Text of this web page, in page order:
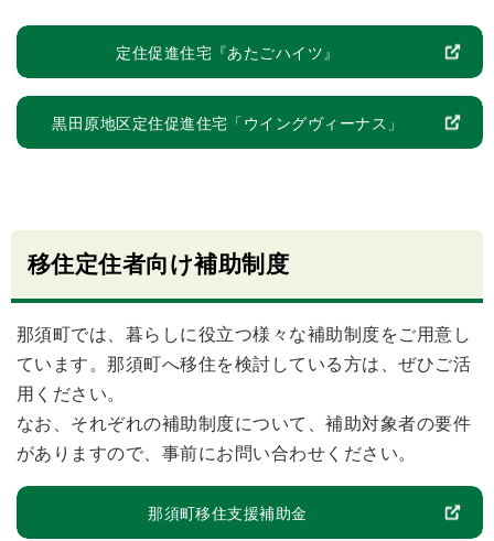
定住促進住宅『あたごハイツ』
黒田原地区定住促進住宅「ウイングヴィーナス」
移住定住者向け補助制度
那須町では、暮らしに役立つ様々な補助制度をご用意し
ています。那須町へ移住を検討している方は、ぜひご活
用ください。
なお、それぞれの補助制度について、補助対象者の要件
がありますので、事前にお問い合わせください。
那須町移住支援補助金